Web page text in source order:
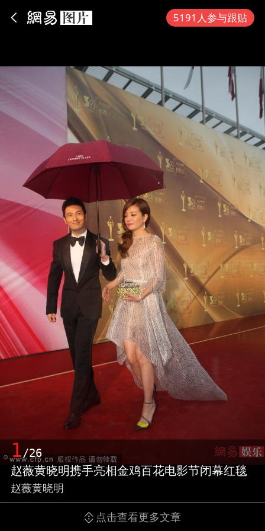
5191人参与跟贴
1/26
赵薇黄晓明携手亮相金鸡百花电影节闭幕红毯
赵薇黄晓明
点击查看更多文章